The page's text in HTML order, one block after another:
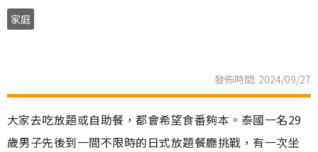
家庭
發佈時間: 2024/09/27
大家去吃放題或自助餐，都會希望食番夠本。泰國一名29
歲男子先後到一間不限時的日式放題餐廳挑戰，有一次坐